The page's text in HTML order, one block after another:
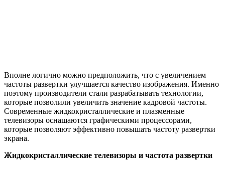
Вполне логично можно предположить, что с увеличением
частоты развертки улучшается качество изображения. Именно
поэтому производители стали разрабатывать технологии,
которые позволили увеличить значение кадровой частоты.
Современные жидкокристаллические и плазменные
телевизоры оснащаются графическими процессорами,
которые позволяют эффективно повышать частоту развертки
экрана.
Жидкокристаллические телевизоры и частота развертки